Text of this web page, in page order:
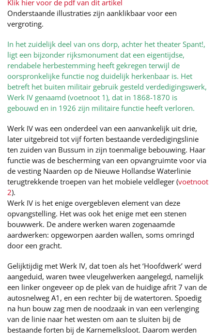
Klik hier voor de pdf van dit artikel
Onderstaande illustraties zijn aanklikbaar voor een
vergroting.
In het zuidelijk deel van ons dorp, achter het theater Spant!,
ligt een bijzonder rijksmonument dat een eigentijdse,
rendabele herbestemming heeft gekregen terwijl de
oorspronkelijke functie nog duidelijk herkenbaar is. Het
betreft het buiten militair gebruik gesteld verdedigingswerk,
Werk IV genaamd (voetnoot 1), dat in 1868-1870 is
gebouwd en in 1926 zijn militaire functie heeft verloren.
Werk IV was een onderdeel van een aanvankelijk uit drie,
later uitgebreid tot vijf forten bestaande verdedigingslinie
ten zuiden van Bussum in zijn toenmalige bebouwing. Haar
functie was de bescherming van een opvangruimte voor via
de vesting Naarden op de Nieuwe Hollandse Waterlinie
terugtrekkende troepen van het mobiele veldleger (voetnoot
2).
Werk IV is het enige overgebleven element van deze
opvangstelling. Het was ook het enige met een stenen
bouwwerk. De andere werken waren zogenaamde
aardwerken: opgeworpen aarden wallen, soms omringd
door een gracht.
Gelijktijdig met Werk IV, dat toen als het ‘Hoofdwerk’ werd
aangeduid, waren twee vleugelwerken aangelegd, namelijk
een linker ongeveer op de plek van de huidige afrit 7 van de
autosnelweg A1, en een rechter bij de watertoren. Spoedig
na hun bouw zag men de noodzaak in van een verlenging
van de linie naar het westen om aan te sluiten bij de
bestaande forten bij de Karnemelksloot. Daarom werden